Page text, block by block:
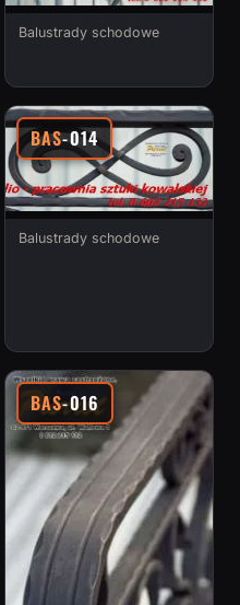
Balustrady schodowe
BAS-014
Balustrady schodowe
BAS-016